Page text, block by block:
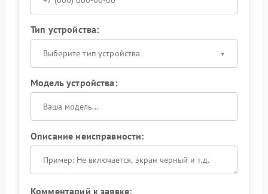
Тип устройства:
Выберите тип устройства
Модель устройства:
Описание неисправности:
Комментарий к заявке: